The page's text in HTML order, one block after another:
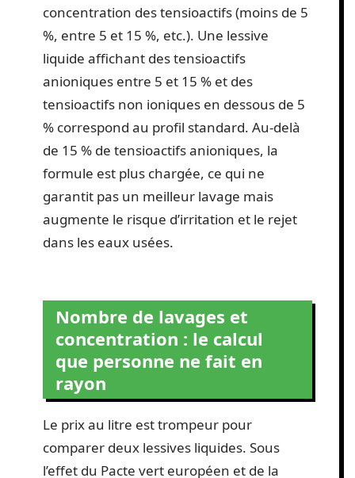
concentration des tensioactifs (moins de 5
%, entre 5 et 15 %, etc.). Une lessive
liquide affichant des tensioactifs
anioniques entre 5 et 15 % et des
tensioactifs non ioniques en dessous de 5
% correspond au profil standard. Au-delà
de 15 % de tensioactifs anioniques, la
formule est plus chargée, ce qui ne
garantit pas un meilleur lavage mais
augmente le risque d’irritation et le rejet
dans les eaux usées.
Nombre de lavages et
concentration : le calcul
que personne ne fait en
rayon
Le prix au litre est trompeur pour
comparer deux lessives liquides. Sous
l’effet du Pacte vert européen et de la